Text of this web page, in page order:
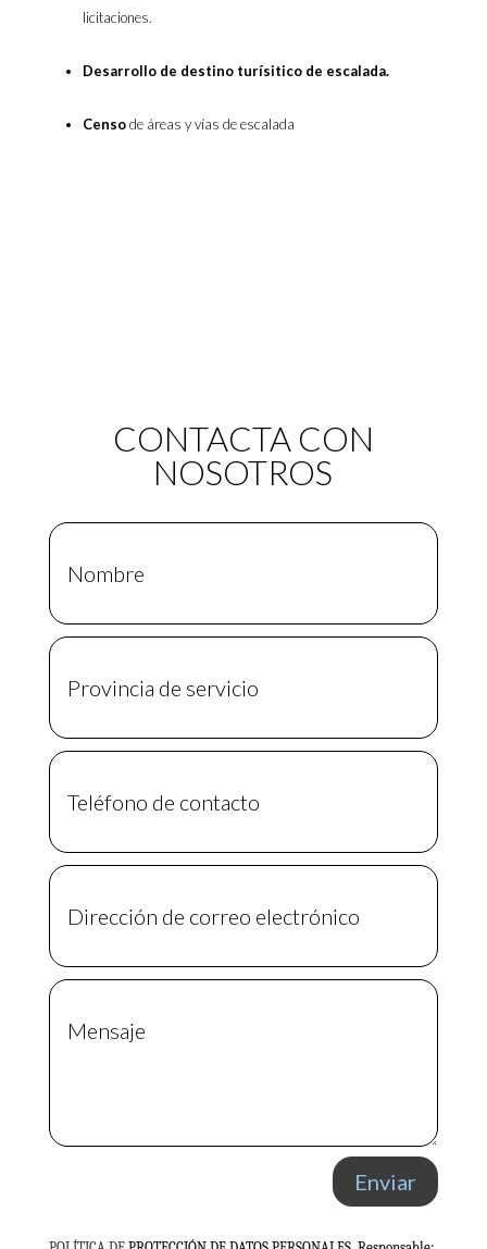
licitaciones.
Desarrollo de destino turísitico de escalada.
Censode áreas y vías de escalada
CONTACTA CON
NOSOTROS
Enviar